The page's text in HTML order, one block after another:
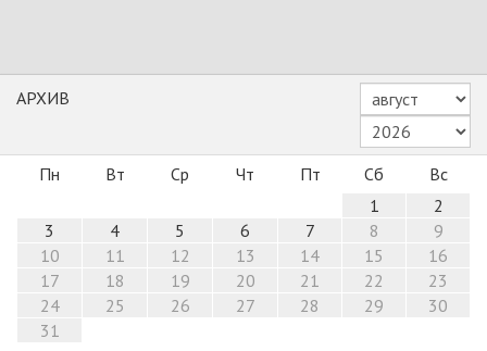
АРХИВ
Пн Вт Ср Чт Пт Сб
Вс
1
2
3
4 5 6 7 8
9
10
11 12 13 14 15
16
17
18 19 20 21 22
23
24
25 26 27 28 29
30
31